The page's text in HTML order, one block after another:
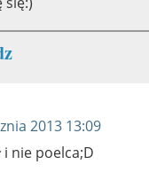
2013 13:09
nie poelca;D